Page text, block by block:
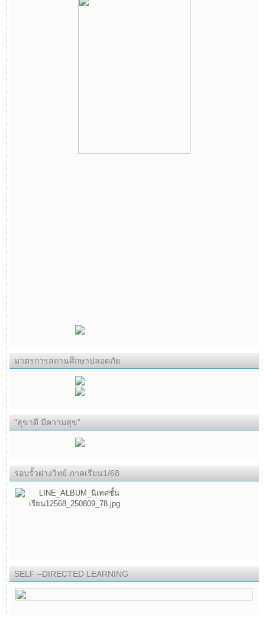
มาตรการสถานศึกษาปลอดภัย
"สุขาดี มีความสุข"
รอบรั้วฝางวิทย์ ภาคเรียน1/68
SELF –DIRECTED LEARNING